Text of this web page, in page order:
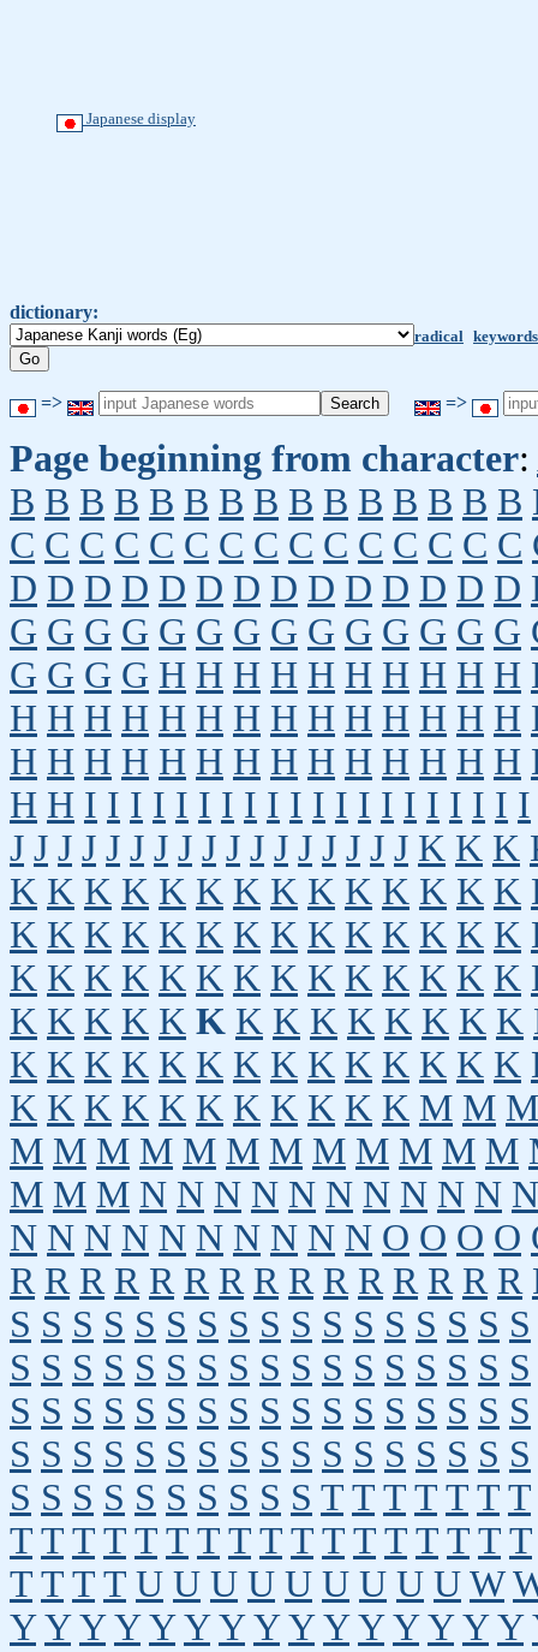
Japanese display
dictionary:
radical keywords
=> =>
Page beginning from character:
B B B B B B B B B B B B B B B
C C C C C C C C C C C C C C C
D D D D D D D D D D D D D D
G G G G G G G G G G G G G G
G G G G H H H H H H H H H H
H H H H H H H H H H H H H H
H H H H H H H H H H H H H H
H H I I I I I I I I I I I I I I I I I I I I
J J J J J J J J J J J J J J J J J K K K
K K K K K K K K K K K K K K
K K K K K K K K K K K K K K
K K K K K K K K K K K K K K
K K K K K K K K K K K K K K
K K K K K K K K K K K K K K
K K K K K K K K K K K M M M
M M M M M M M M M M M M
M M M N N N N N N N N N N N
N N N N N N N N N N O O O O
R R R R R R R R R R R R R R R
S S S S S S S S S S S S S S S S S
S S S S S S S S S S S S S S S S S
S S S S S S S S S S S S S S S S S
S S S S S S S S S S S S S S S S S
S S S S S S S S S S T T T T T T T
T T T T T T T T T T T T T T T T T
T T T T U U U U U U U U U W
Y Y Y Y Y Y Y Y Y Y Y Y Y Y Y